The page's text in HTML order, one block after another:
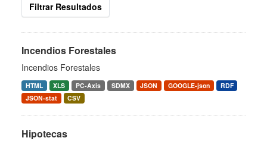
Filtrar Resultados
Incendios Forestales
Incendios Forestales
HTML XLS PC-Axis SDMX JSON GOOGLE-json
RDF
JSON-stat
CSV
Hipotecas